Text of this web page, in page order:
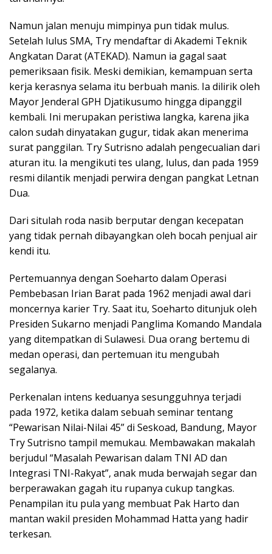
Namun jalan menuju mimpinya pun tidak mulus.
Setelah lulus SMA, Try mendaftar di Akademi Teknik
Angkatan Darat (ATEKAD). Namun ia gagal saat
pemeriksaan fisik. Meski demikian, kemampuan serta
kerja kerasnya selama itu berbuah manis. Ia dilirik oleh
Mayor Jenderal GPH Djatikusumo hingga dipanggil
kembali. Ini merupakan peristiwa langka, karena jika
calon sudah dinyatakan gugur, tidak akan menerima
surat panggilan. Try Sutrisno adalah pengecualian dari
aturan itu. Ia mengikuti tes ulang, lulus, dan pada 1959
resmi dilantik menjadi perwira dengan pangkat Letnan
Dua.
Dari situlah roda nasib berputar dengan kecepatan
yang tidak pernah dibayangkan oleh bocah penjual air
kendi itu.
Pertemuannya dengan Soeharto dalam Operasi
Pembebasan Irian Barat pada 1962 menjadi awal dari
moncernya karier Try. Saat itu, Soeharto ditunjuk oleh
Presiden Sukarno menjadi Panglima Komando Mandala
yang ditempatkan di Sulawesi. Dua orang bertemu di
medan operasi, dan pertemuan itu mengubah
segalanya.
Perkenalan intens keduanya sesungguhnya terjadi
pada 1972, ketika dalam sebuah seminar tentang
“Pewarisan Nilai-Nilai 45” di Seskoad, Bandung, Mayor
Try Sutrisno tampil memukau. Membawakan makalah
berjudul “Masalah Pewarisan dalam TNI AD dan
Integrasi TNI-Rakyat”, anak muda berwajah segar dan
berperawakan gagah itu rupanya cukup tangkas.
Penampilan itu pula yang membuat Pak Harto dan
mantan wakil presiden Mohammad Hatta yang hadir
terkesan.